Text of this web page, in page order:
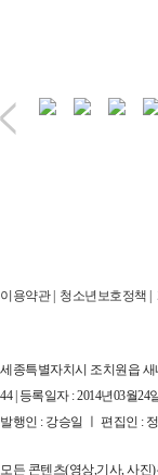
이용약관| 청소년보호정책 |
세종특별자치시 조치원읍 새
44 | 등록일자 : 2014년03월24
발행인 : 강승일 ㅣ 편집인 :
모든 콘텐츠(영상,기사, 사